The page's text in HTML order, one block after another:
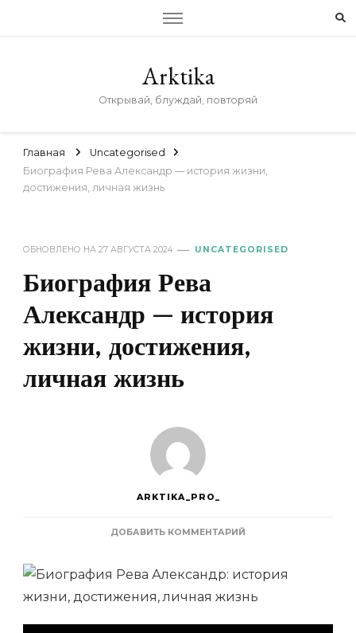
Arktika
Открывай, блуждай, повторяй
Главная
Uncategorised
Биография Рева Александр — история жизни,
достижения, личная жизнь
ОБНОВЛЕНО НА 27 АВГУСТА 2024 UNCATEGORISED
Биография Рева
Александр — история
жизни, достижения,
личная жизнь
ARKTIKA_PRO_
ДОБАВИТЬ КОММЕНТАРИЙ
РЕВА
—